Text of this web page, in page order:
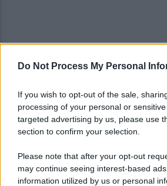
Do Not Process My Personal
If you wish to opt-out of the sale,
processing of your personal or
targeted advertising by us, please use
section to confirm your selection.
Please note that after your opt-out
may continue seeing interest-based
information utilized by us or personal
Ospedale di Battipaglia
Un gruppo di 19 scout
in Costiera Amalfitana